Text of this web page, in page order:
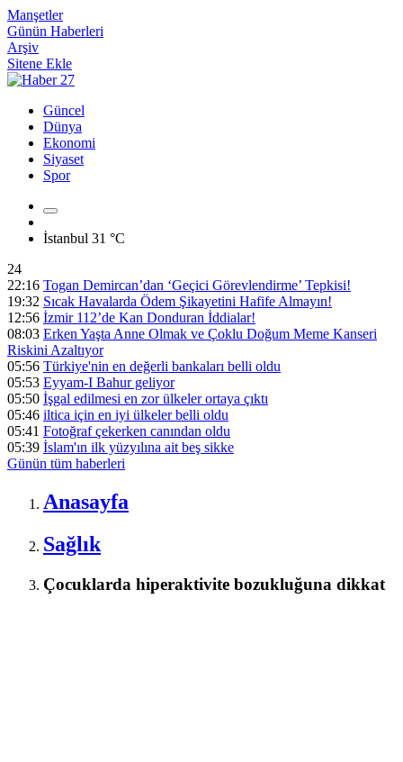
Manşetler
Günün Haberleri
Arşiv
Sitene Ekle
Güncel
Dünya
Ekonomi
Siyaset
Spor
İstanbul 31 °C
24
22:16 Togan Demircan’dan ‘Geçici Görevlendirme’ Tepkisi!
19:32 Sıcak Havalarda Ödem Şikayetini Hafife Almayın!
12:56 İzmir 112’de Kan Donduran İddialar!
08:03 Erken Yaşta Anne Olmak ve Çoklu Doğum Meme Kanseri
Riskini Azaltıyor
05:56 Türkiye'nin en değerli bankaları belli oldu
05:53 Eyyam-I Bahur geliyor
05:50 İşgal edilmesi en zor ülkeler ortaya çıktı
05:46 iltica için en iyi ülkeler belli oldu
05:41 Fotoğraf çekerken canından oldu
05:39 İslam'ın ilk yüzyılına ait beş sikke
Günün tüm haberleri
Anasayfa
Sağlık
Çocuklarda hiperaktivite bozukluğuna dikkat